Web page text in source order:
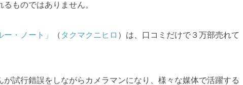
ものではありません。
ー・ノート」 （ タクマクニヒロ ）は、口コミだけで３万部売れて
が試行錯誤をしながらカメラマンになり、様々な媒体で活躍する